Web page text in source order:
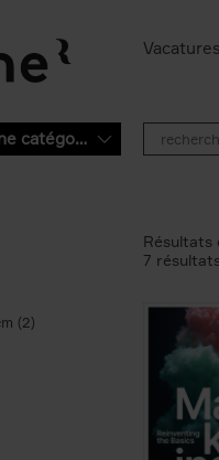
Vacatures
Sélectionnez une catégorie
(2) Apply Steven Van
Apply Isabel Verstraete filter
Résultats
7 résultats